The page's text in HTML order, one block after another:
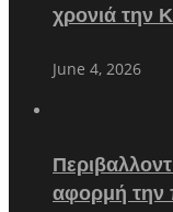
χρονιά την
June 4, 2026
αφορμή την